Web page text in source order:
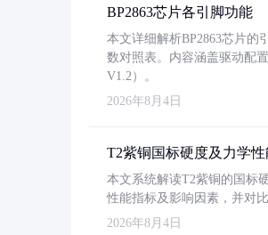
BP2863芯片各引脚功能
本文详细解析BP2863芯片的
数对照表。内容涵盖驱动配
V1.2）。
2026年8月4日
T2紫铜国标硬度及力学
本文系统解读T2紫铜的国标
性能指标及影响因素，并对
2026年8月4日